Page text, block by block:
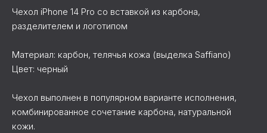
Чехол iPhone 14 Pro со вставкой из карбона,
разделителем и логотипом
Материал: карбон, телячья кожа (выделка Saffiano)
Цвет: черный
Чехол выполнен в популярном варианте исполнения,
комбинированное сочетание карбона, натуральной
кожи.